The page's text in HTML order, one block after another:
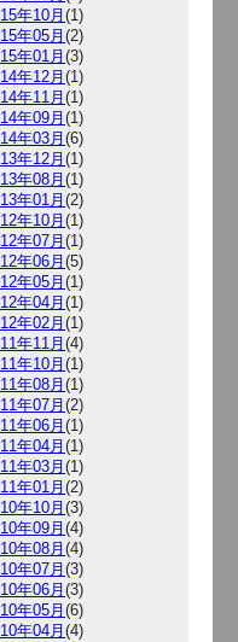
年10月(1)
年05月(2)
年01月(3)
年12月(1)
年11月(1)
年09月(1)
年03月(6)
年12月(1)
年08月(1)
年01月(2)
年10月(1)
年07月(1)
年06月(5)
年05月(1)
年04月(1)
年02月(1)
年11月(4)
年10月(1)
年08月(1)
年07月(2)
年06月(1)
年04月(1)
年03月(1)
年01月(2)
年10月(3)
年09月(4)
年08月(4)
年07月(3)
年06月(3)
年05月(6)
年04月(4)